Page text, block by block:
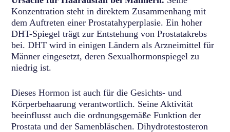
Konzentration steht in direktem Zusammenhang mit
dem Auftreten einer Prostatahyperplasie. Ein hoher
DHT-Spiegel trägt zur Entstehung von Prostatakrebs
bei. DHT wird in einigen Ländern als Arzneimittel für
Männer eingesetzt, deren Sexualhormonspiegel zu
niedrig ist.
Dieses Hormon ist auch für die Gesichts- und
Körperbehaarung verantwortlich. Seine Aktivität
beeinflusst auch die ordnungsgemäße Funktion der
Prostata und der Samenbläschen. Dihydrotestosteron